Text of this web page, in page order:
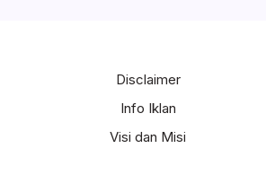
Disclaimer
Info Iklan
Visi dan Misi